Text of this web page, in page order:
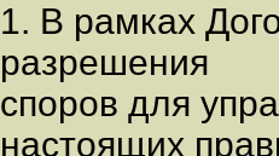
1. В рамках
разрешения
споров для
настоящих